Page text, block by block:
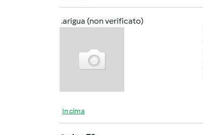
.arigua (non verificato)
In cima